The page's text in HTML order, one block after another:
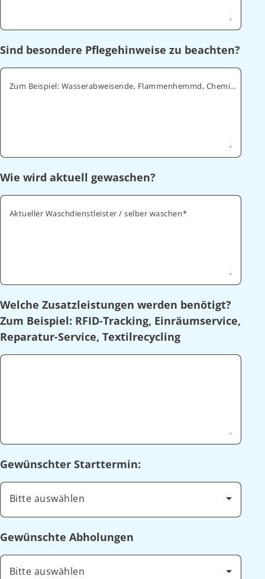
Sind besondere Pflegehinweise zu beachten?
Zum Beispiel: Wasserabweisende, Flammenhemmd, Chemikalienabweisende
Wie wird aktuell gewaschen?
Aktueller Waschdienstleister / selber waschen
Welche Zusatzleistungen werden benötigt?
Zum Beispiel: RFID-Tracking, Einräumservice,
Reparatur-Service, Textilrecycling
Gewünschter Starttermin:
Bitte auswählen
Gewünschte Abholungen
Bitte auswählen